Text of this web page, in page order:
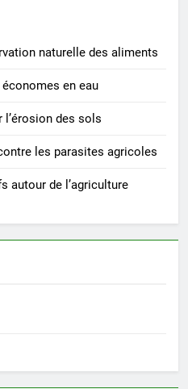
naturelle des aliments
en eau
des sols
les parasites agricoles
autour de l’agriculture